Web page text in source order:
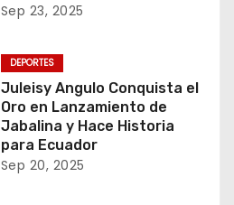
Sep 23, 2025
DEPORTES
Juleisy Angulo Conquista el
Oro en Lanzamiento de
Jabalina y Hace Historia
para Ecuador
Sep 20, 2025